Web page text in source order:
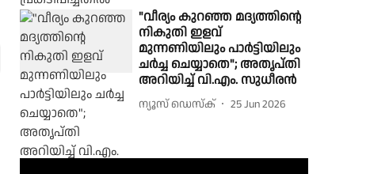
"വീര്യം കുറഞ്ഞ മദ്യത്തിന്റെ
നികുതി ഇളവ്
മുന്നണിയിലും പാർട്ടിയിലും
ചർച്ച ചെയ്യാതെ"; അതൃപ്തി
അറിയിച്ച് വി.എം. സുധീരൻ
ന്യൂസ് ഡെസ്ക് 25 Jun 2026